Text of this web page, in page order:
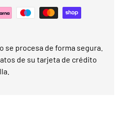
se procesa de forma segura.
de su tarjeta de crédito